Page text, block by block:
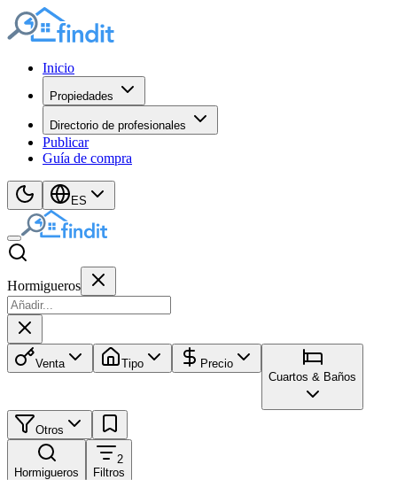
Inicio
Propiedades
Directorio de profesionales
Publicar
Guía de compra
ES
Hormigueros
Venta Tipo
Precio
Cuartos & Baños
Otros
Hormigueros
2
Filtros